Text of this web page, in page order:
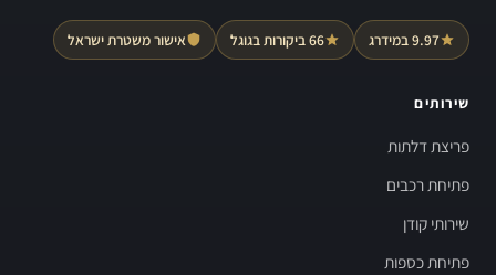
9.97 במידרג 66 ביקורות בגוגל אישור משטרת ישראל
שירותים
פריצת דלתות
פתיחת רכבים
שירותי קודן
פתיחת כספות